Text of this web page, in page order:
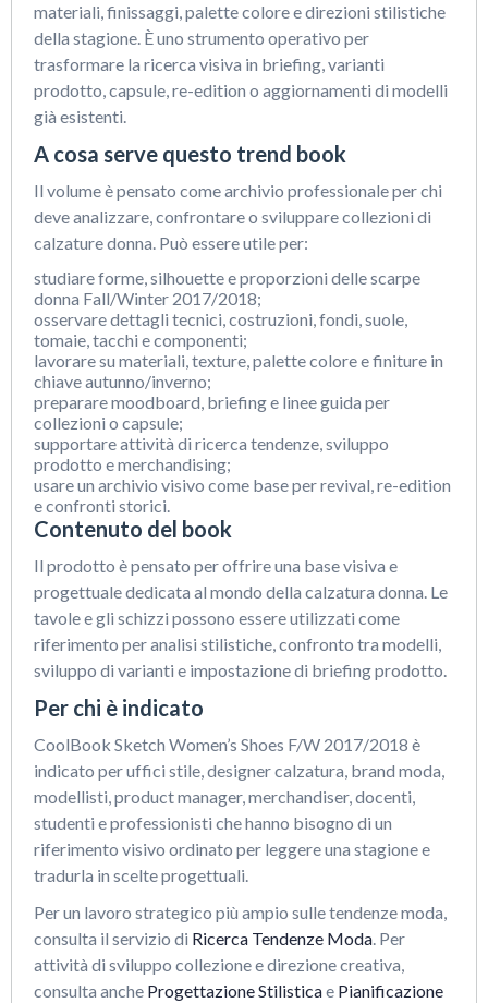
materiali, finissaggi, palette colore e direzioni stilistiche
della stagione. È uno strumento operativo per
trasformare la ricerca visiva in briefing, varianti
prodotto, capsule, re-edition o aggiornamenti di modelli
già esistenti.
A cosa serve questo trend book
Il volume è pensato come archivio professionale per chi
deve analizzare, confrontare o sviluppare collezioni di
calzature donna. Può essere utile per:
studiare forme, silhouette e proporzioni delle scarpe
donna Fall/Winter 2017/2018;
osservare dettagli tecnici, costruzioni, fondi, suole,
tomaie, tacchi e componenti;
lavorare su materiali, texture, palette colore e finiture in
chiave autunno/inverno;
preparare moodboard, briefing e linee guida per
collezioni o capsule;
supportare attività di ricerca tendenze, sviluppo
prodotto e merchandising;
usare un archivio visivo come base per revival, re-edition
e confronti storici.
Contenuto del book
Il prodotto è pensato per offrire una base visiva e
progettuale dedicata al mondo della calzatura donna. Le
tavole e gli schizzi possono essere utilizzati come
riferimento per analisi stilistiche, confronto tra modelli,
sviluppo di varianti e impostazione di briefing prodotto.
Per chi è indicato
CoolBook Sketch Women’s Shoes F/W 2017/2018 è
indicato per uffici stile, designer calzatura, brand moda,
modellisti, product manager, merchandiser, docenti,
studenti e professionisti che hanno bisogno di un
riferimento visivo ordinato per leggere una stagione e
tradurla in scelte progettuali.
Per un lavoro strategico più ampio sulle tendenze moda,
consulta il servizio di Ricerca Tendenze Moda. Per
attività di sviluppo collezione e direzione creativa,
consulta anche Progettazione Stilisticae Pianificazione